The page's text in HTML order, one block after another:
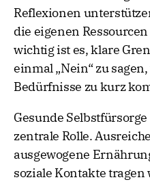
Reflexionen
die eigenen
wichtig ist es, klare
einmal „Nein“ zu
Bedürfnisse zu kurz
Gesunde
zentrale Rolle.
ausgewogene
soziale Kontakte